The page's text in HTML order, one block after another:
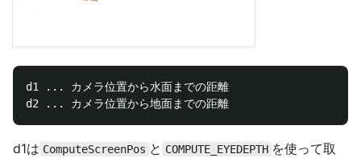
d1 ... カメラ位置から水面までの距離
d1は ComputeScreenPos と COMPUTE_EYEDEPTH を使って取